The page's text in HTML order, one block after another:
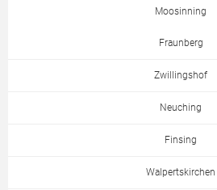
Moosinning
Fraunberg
Zwillingshof
Neuching
Finsing
Walpertskirchen